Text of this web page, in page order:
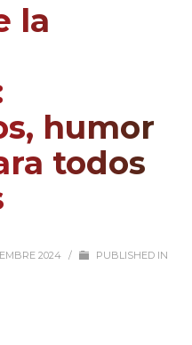
la
humor
todos
2024 /
PUBLISHED IN